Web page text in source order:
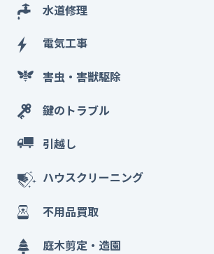
水道修理
電気工事
害虫・害獣駆除
鍵のトラブル
引越し
ハウスクリーニング
不用品買取
庭木剪定・造園